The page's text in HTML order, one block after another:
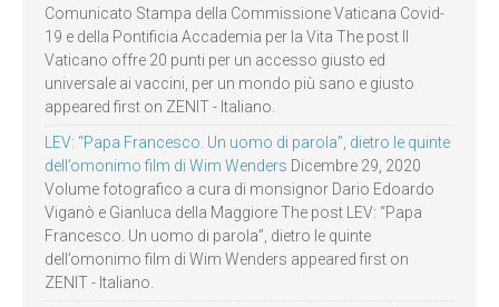
Comunicato Stampa della Commissione Vaticana Covid-
19 e della Pontificia Accademia per la Vita The post Il
Vaticano offre 20 punti per un accesso giusto ed
universale ai vaccini, per un mondo più sano e giusto
appeared first on ZENIT - Italiano.
LEV: “Papa Francesco. Un uomo di parola”, dietro le quinte
dell’omonimo film di Wim Wenders Dicembre 29, 2020
Volume fotografico a cura di monsignor Dario Edoardo
Viganò e Gianluca della Maggiore The post LEV: “Papa
Francesco. Un uomo di parola”, dietro le quinte
dell’omonimo film di Wim Wenders appeared first on
ZENIT - Italiano.